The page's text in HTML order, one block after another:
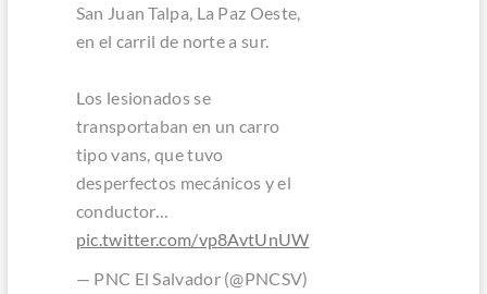
San Juan Talpa, La Paz Oeste,
en el carril de norte a sur.
Los lesionados se
transportaban en un carro
tipo vans, que tuvo
desperfectos mecánicos y el
conductor…
pic.twitter.com/vp8AvtUnUW
— PNC El Salvador (@PNCSV)